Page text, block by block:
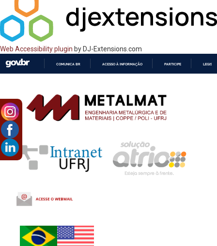
Web Accessibility plugin by DJ-Extensions.com
CONTEÚDO
COMUNICA BR ACESSO À INFORMAÇÃO PARTICIPE